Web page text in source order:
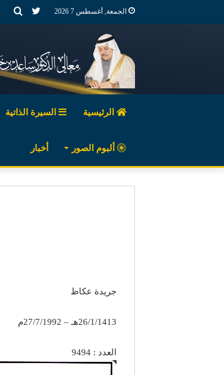
الجمعة, أغسطس 7 2026 بحثتويتر
الرئيسية السيرة الذاتية
ألبوم الصور أخبار
جريدة عكاظ
26/1/1413هـ – 27/7/1992م
العدد : 9494